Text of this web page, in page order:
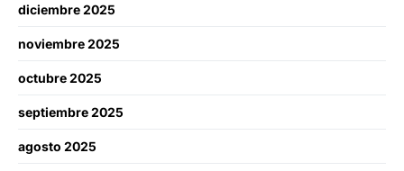
diciembre 2025
noviembre 2025
octubre 2025
septiembre 2025
agosto 2025